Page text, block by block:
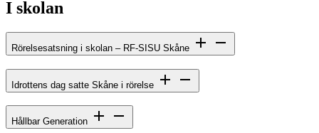
I skolan
Rörelsesatsning i skolan – RF-SISU Skåne
Idrottens dag satte Skåne i rörelse
Hållbar Generation